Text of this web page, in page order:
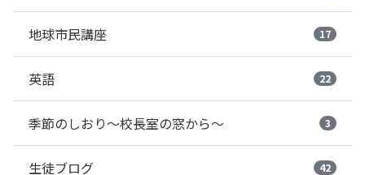
地球市民講座 17
英語 22
季節のしおり～校長室の窓から～ 3
生徒ブログ 42